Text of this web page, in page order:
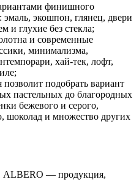
финишного
эмаль, экошпон, глянец, двери
и глухие без стекла;
и современные
минимализма,
хай-тек, лофт,
позволит подобрать вариант
пастельных до благородных
бежевого и серого,
шоколад и множество других
ALBERO — продукция,